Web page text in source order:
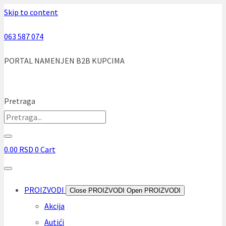
Skip to content
063 587 074
PORTAL NAMENJEN B2B KUPCIMA
Pretraga
0.00 RSD 0 Cart
PROIZVODI Close PROIZVODI Open PROIZVODI
Akcija
Autići